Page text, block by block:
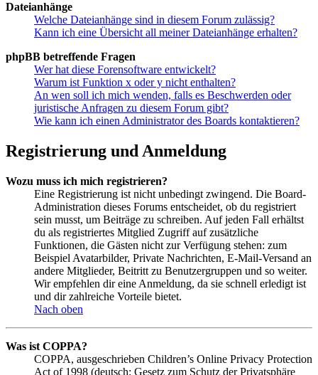
Dateianhänge
Welche Dateianhänge sind in diesem Forum zulässig?
Kann ich eine Übersicht all meiner Dateianhänge erhalten?
phpBB betreffende Fragen
Wer hat diese Forensoftware entwickelt?
Warum ist Funktion x oder y nicht enthalten?
An wen soll ich mich wenden, falls es Beschwerden oder
juristische Anfragen zu diesem Forum gibt?
Wie kann ich einen Administrator des Boards kontaktieren?
Registrierung und Anmeldung
Wozu muss ich mich registrieren?
Eine Registrierung ist nicht unbedingt zwingend. Die Board-
Administration dieses Forums entscheidet, ob du registriert
sein musst, um Beiträge zu schreiben. Auf jeden Fall erhältst
du als registriertes Mitglied Zugriff auf zusätzliche
Funktionen, die Gästen nicht zur Verfügung stehen: zum
Beispiel Avatarbilder, Private Nachrichten, E-Mail-Versand an
andere Mitglieder, Beitritt zu Benutzergruppen und so weiter.
Wir empfehlen dir eine Anmeldung, da sie schnell erledigt ist
und dir zahlreiche Vorteile bietet.
Nach oben
Was ist COPPA?
COPPA, ausgeschrieben Children’s Online Privacy Protection
Act of 1998 (deutsch: Gesetz zum Schutz der Privatsphäre